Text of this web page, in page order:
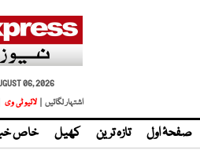
06, 2026
اشتہار لگائیں |
لائیو ٹی وی
صفحۂ اول تازہ ترین کھیل خاص